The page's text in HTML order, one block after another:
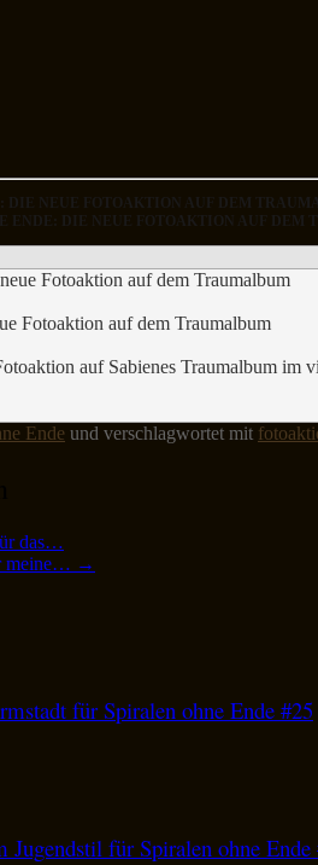
DIE NEUE FOTOAKTION AUF DEM
ENDE: DIE NEUE FOTOAKTION AUF
Fotoaktion auf dem Traumalbum
auf Sabienes Traumalbum
Ende und verschlagwortet mit
das…
meine… →
für Spiralen ohne Ende #25
Jugendstil für Spiralen ohne Ende